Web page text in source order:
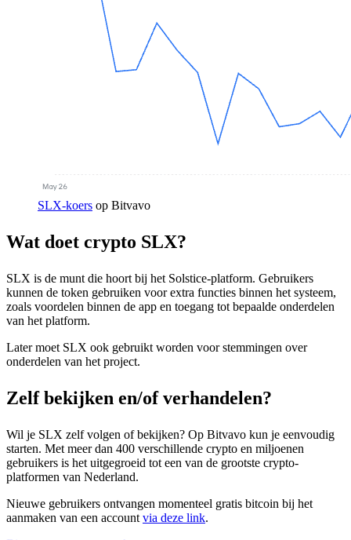
SLX-koers op Bitvavo
Wat doet crypto SLX?
SLX is de munt die hoort bij het Solstice-platform. Gebruikers
kunnen de token gebruiken voor extra functies binnen het systeem,
zoals voordelen binnen de app en toegang tot bepaalde onderdelen
van het platform.
Later moet SLX ook gebruikt worden voor stemmingen over
onderdelen van het project.
Zelf bekijken en/of verhandelen?
Wil je SLX zelf volgen of bekijken? Op Bitvavo kun je eenvoudig
starten. Met meer dan 400 verschillende crypto en miljoenen
gebruikers is het uitgegroeid tot een van de grootste crypto-
platformen van Nederland.
Nieuwe gebruikers ontvangen momenteel gratis bitcoin bij het
aanmaken van een account via deze link.